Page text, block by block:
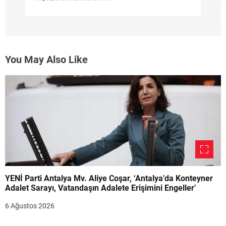
You May Also Like
YENİ Parti Antalya Mv. Aliye Coşar, ‘Antalya’da Konteyner
Adalet Sarayı, Vatandaşın Adalete Erişimini Engeller’
6 Ağustos 2026